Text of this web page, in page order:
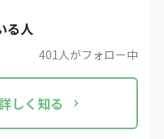
る人
401 人がフォロー中
しく知る